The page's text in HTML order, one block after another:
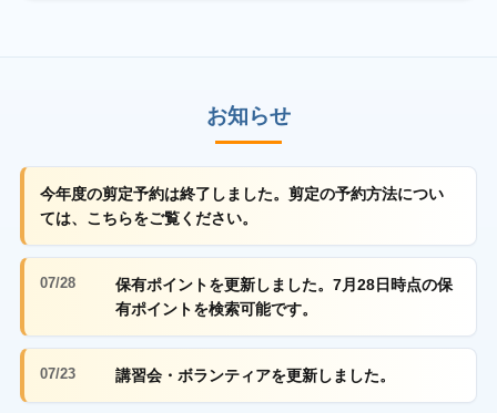
お知らせ
今年度の剪定予約は終了しました。剪定の予約方法につい
ては、こちらをご覧ください。
07/28
保有ポイントを更新しました。7月28日時点の保
有ポイントを検索可能です。
07/23 講習会・ボランティアを更新しました。